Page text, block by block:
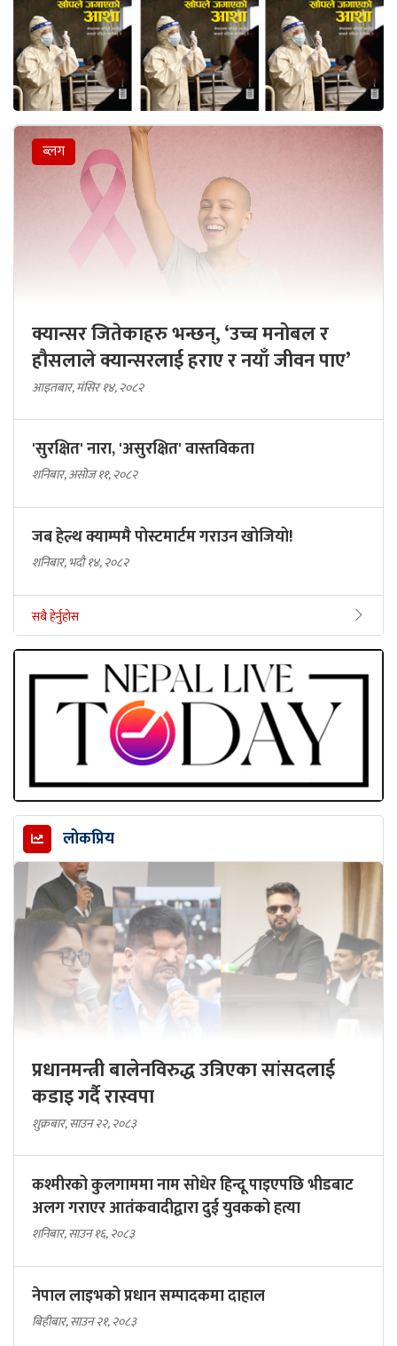
ब्लग
क्यान्सर जितेकाहरु भन्छन्, ‘उच्च मनोबल र
हौसलाले क्यान्सरलाई हराए र नयाँ जीवन पाए’
आइतबार, मंसिर १४, २०८२
'सुरक्षित' नारा, 'असुरक्षित' वास्तविकता
शनिबार, असोज ११, २०८२
जब हेल्थ क्याम्पमै पोस्टमार्टम गराउन खोजियो!
शनिबार, भदौ १४, २०८२
सबै हेर्नुहोस
लोकप्रिय
प्रधानमन्त्री बालेनविरुद्ध उत्रिएका सांसदलाई
कडाइ गर्दै रास्वपा
शुक्रबार, साउन २२, २०८३
कश्मीरको कुलगाममा नाम सोधेर हिन्दू पाइएपछि भीडबाट
अलग गराएर आतंकवादीद्वारा दुई युवकको हत्या
शनिबार, साउन १६, २०८३
नेपाल लाइभको प्रधान सम्पादकमा दाहाल
बिहीबार, साउन २१, २०८३